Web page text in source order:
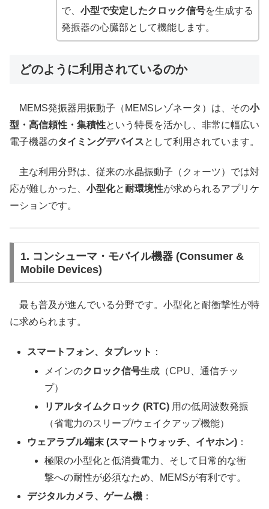
で、 小型で安定したクロック信号を生成する
発振器の心臓部として機能します。
どのように利用されているのか
MEMS発振器用振動子（MEMSレゾネータ）は、その小
型・高信頼性・集積性という特長を活かし、非常に幅広い
電子機器のタイミングデバイスとして利用されています。
主な利用分野は、従来の水晶振動子（クォーツ）では対
応が難しかった、 小型化と耐環境性が求められるアプリケ
ーションです。
1. コンシューマ・モバイル機器 (Consumer &
Mobile Devices)
最も普及が進んでいる分野です。小型化と耐衝撃性が特
に求められます。
スマートフォン、タブレット ：
メインのクロック信号生成（CPU、通信チッ
プ）
リアルタイムクロック (RTC) 用の低周波数発振
（省電力のスリープ/ウェイクアップ機能）
ウェアラブル端末 (スマートウォッチ、イヤホン) ：
極限の小型化と低消費電力、そして日常的な衝
撃への耐性が必須なため、MEMSが有利です。
デジタルカメラ、ゲーム機 ：